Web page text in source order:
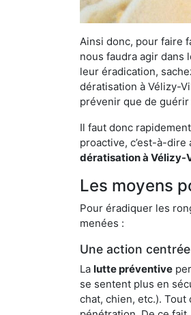
Ainsi donc, pour faire
nous faudra agir dans
leur éradication,
dératisation à Vélizy-
prévenir que de
Il faut donc
proactive, c’est-à-
dératisation à Vélizy-
Les moyens
Pour éradiquer les
menées :
Une action
La lutte préventive
se sentent plus en
chat, chien, etc.).